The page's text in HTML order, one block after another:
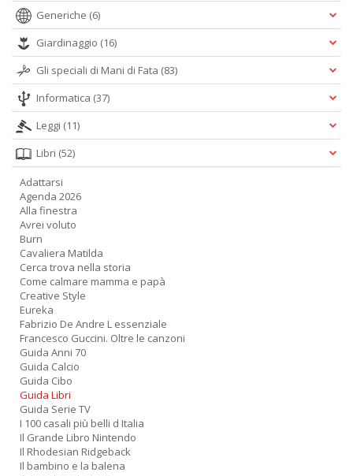
Generiche (6)
Giardinaggio (16)
Gli speciali di Mani di Fata (83)
Informatica (37)
Leggi (11)
Libri (52)
Adattarsi
Agenda 2026
Alla finestra
Avrei voluto
Burn
Cavaliera Matilda
Cerca trova nella storia
Come calmare mamma e papà
Creative Style
Eureka
Fabrizio De Andre L essenziale
Francesco Guccini. Oltre le canzoni
Guida Anni 70
Guida Calcio
Guida Cibo
Guida Libri
Guida Serie TV
I 100 casali più belli d Italia
Il Grande Libro Nintendo
Il Rhodesian Ridgeback
Il bambino e la balena